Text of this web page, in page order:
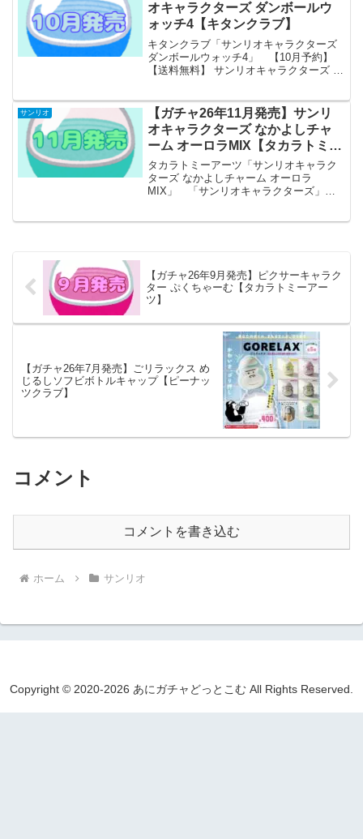
オキャラクターズ ダンボールウ
ォッチ4【キタンクラブ】
キタンクラブ「サンリオキャラクターズ
ダンボールウォッチ4」 【10月予約】
【送料無料】 サンリオキャラクターズ ダ
ォッチ」の第4弾が全国のカプセルトイ売
り場か...
サンリオ
【ガチャ26年11月発売】サンリ
オキャラクターズ なかよしチャ
ーム オーロラMIX【タカラトミー
アーツ】
タカラトミーアーツ「サンリオキャラク
ターズ なかよしチャーム オーロラ
MIX」 「サンリオキャラクターズ」よ
【ガチャ26年9月発売】ピクサーキャラク
ター ぷくちゃーむ【タカラトミーアー
ツ】
【ガチャ26年7月発売】ごリラックス め
じるしソフビボトルキャップ【ピーナッ
ツクラブ】
コメント
コメントを書き込む
ホーム サンリオ
Copyright © 2020-2026 あにガチャどっとこむ All Rights Reserved.